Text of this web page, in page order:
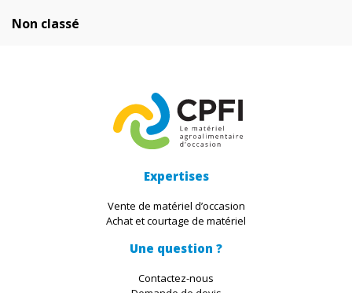
Non classé
Expertises
Vente de matériel d’occasion
Achat et courtage de matériel
Une question ?
Contactez-nous